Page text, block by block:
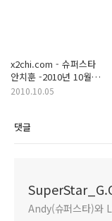
x2chi.com - 슈퍼스타
안치훈 -2010년 10월
4일
2010.10.05
댓글
Andy(슈퍼스타)와